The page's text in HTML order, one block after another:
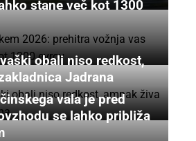
stane več kot 1300
obali niso redkost,
Jadrana
vala je pred
se lahko približa